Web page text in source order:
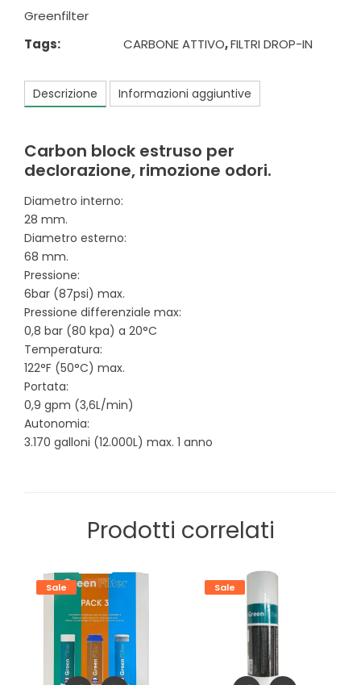
Greenfilter
Tags:
CARBONE ATTIVO,FILTRI DROP-IN
Descrizione Informazioni aggiuntive
Carbon block estruso per
declorazione, rimozione odori.
Diametro interno:
28 mm.
Diametro esterno:
68 mm.
Pressione:
6bar (87psi) max.
Pressione differenziale max:
0,8 bar (80 kpa) a 20°C
Temperatura:
122°F (50°C) max.
Portata:
0,9 gpm (3,6L/min)
Autonomia:
3.170 galloni (12.000L) max. 1 anno
Prodotti correlati
Sale Sale